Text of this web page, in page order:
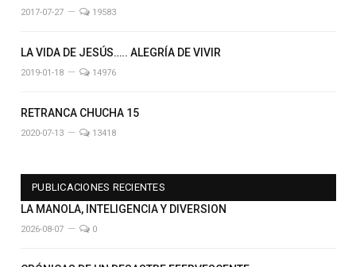
2017-07-27 19583
LA VIDA DE JESÚS….. ALEGRÍA DE VIVIR
2019-01-18 14976
RETRANCA CHUCHA 15
2020-07-13 13418
PUBLICACIONES RECIENTES
LA MANOLA, INTELIGENCIA Y DIVERSION
2026-08-07 0